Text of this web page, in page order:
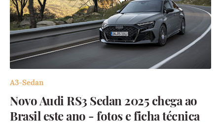
A3-Sedan
Novo Audi RS3 Sedan 2025 chega ao
Brasil este ano - fotos e ficha técnica